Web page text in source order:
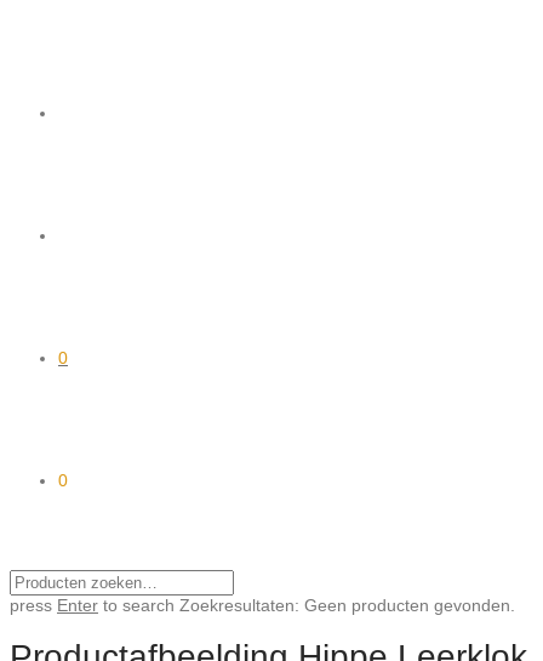
0
0
press Enter to search Zoekresultaten: Geen producten gevonden.